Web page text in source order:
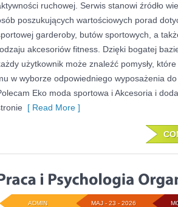
ruchowej. Serwis stanowi źródło
poszukujących wartościowych porad
garderoby, butów sportowych, a
akcesoriów fitness. Dzięki bogatej
użytkownik może znaleźć pomysły,
w wyborze odpowiedniego wyposażenia do
Eko moda sportowa i Akcesoria i
[ Read More ]
MAJ - 23 - 2026
ADMIN